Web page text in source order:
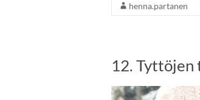
henna.partanen
12. Tyttöjen